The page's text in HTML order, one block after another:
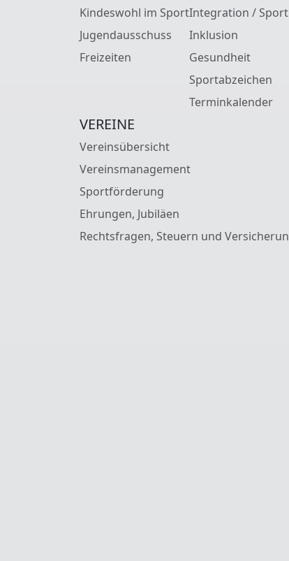
Kindeswohl im Sport
Jugendausschuss
Freizeiten
Integration /
Inklusion
Gesundheit
Sportabzeichen
Terminkalender
VEREINE
Vereinsübersicht
Vereinsmanagement
Sportförderung
Ehrungen, Jubiläen
Rechtsfragen, Steuern und